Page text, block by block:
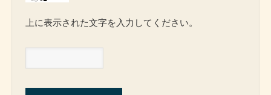
上に表示された文字を入力してください。